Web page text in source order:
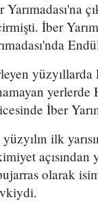
Yarımadası'na
İber
yüzyıllarda
İber
yüzyılın ilk
açısından
olarak